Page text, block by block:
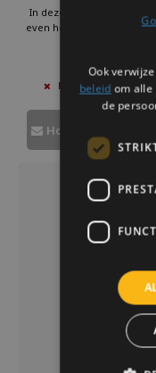
In deze tijd is het heerlijk
even helemaal te richten
Kikkerland ben je lekker
bezig.
Even geen schermen,
€7,95
NIET OP
Houd mij op de
Ook
beleid om alle
de